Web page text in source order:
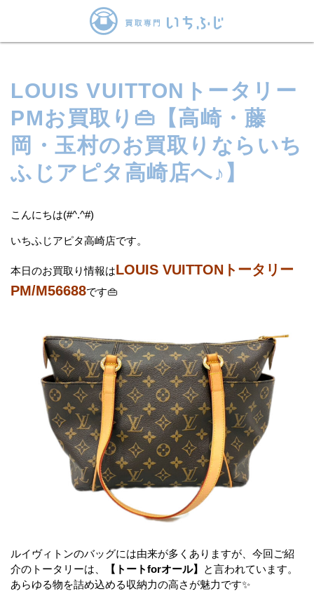
LOUIS VUITTONトータリー
PMお買取り👜【高崎・藤
岡・玉村のお買取りならいち
ふじアピタ高崎店へ♪】
こんにちは(#^.^#)
いちふじアピタ高崎店です。
本日のお買取り情報はLOUIS VUITTONトータリー
PM/M56688です👜
ルイヴィトンのバッグには由来が多くありますが、今回ご紹
介のトータリーは、
【トートforオール】
と言われています。
あらゆる物を詰め込める収納力の高さが魅力です✨